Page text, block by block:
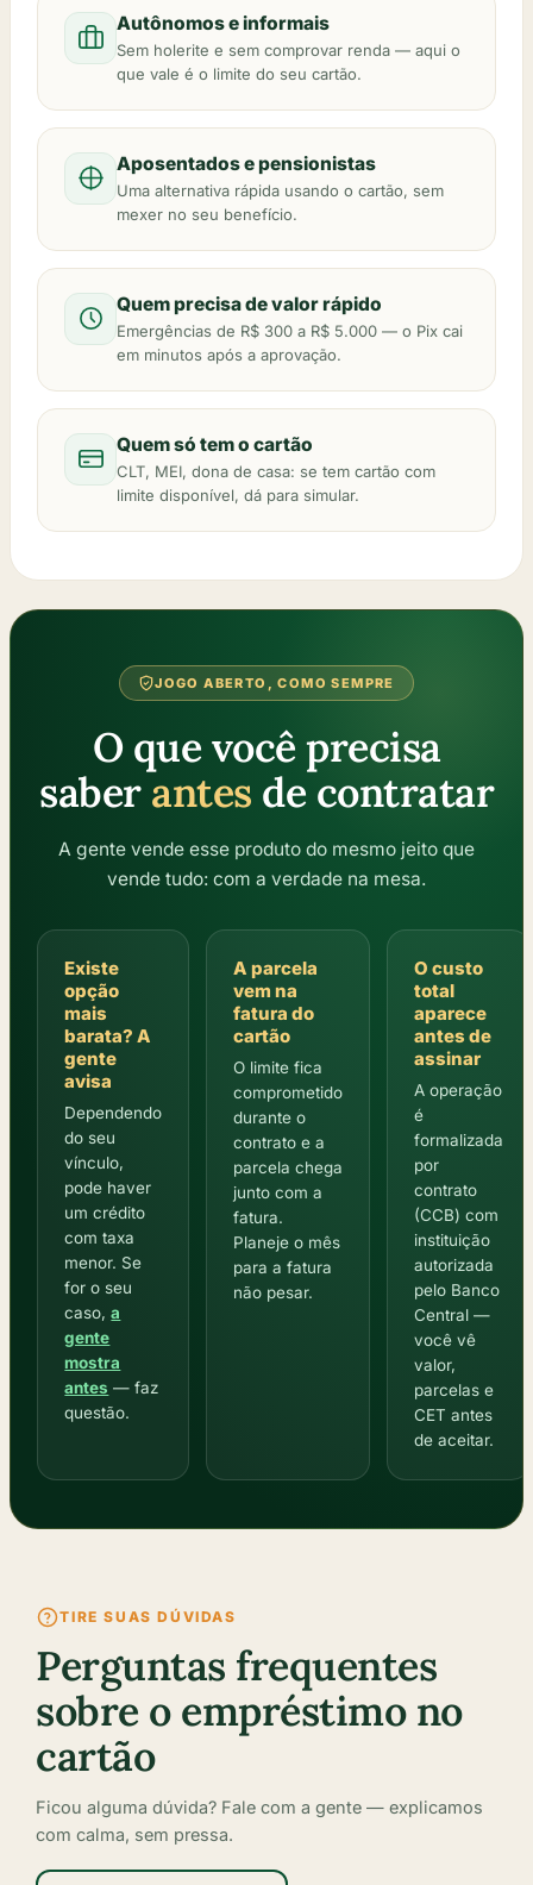
Autônomos e informais
Sem holerite e sem comprovar renda — aqui o
que vale é o limite do seu cartão.
Aposentados e pensionistas
Uma alternativa rápida usando o cartão, sem
mexer no seu benefício.
Quem precisa de valor rápido
Emergências de R$ 300 a R$ 5.000 — o Pix cai
em minutos após a aprovação.
Quem só tem o cartão
CLT, MEI, dona de casa: se tem cartão com
limite disponível, dá para simular.
JOGO ABERTO, COMO SEMPRE
O que você precisa
saber antes de contratar
A gente vende esse produto do mesmo jeito que
vende tudo: com a verdade na mesa.
Existe
opção
mais
barata? A
gente
avisa
Dependendo
do seu
vínculo,
pode haver
um crédito
com taxa
menor. Se
for o seu
caso,a
gente
mostra
antes — faz
questão.
A parcela
vem na
fatura do
cartão
O limite fica
comprometido
durante o
contrato e a
parcela chega
junto com a
fatura.
Planeje o mês
para a fatura
não pesar.
O custo
total
aparece
antes de
assinar
A operação
é
formalizada
por
contrato
(CCB) com
instituição
autorizada
pelo Banco
Central —
você vê
valor,
parcelas e
CET antes
de aceitar.
TIRE SUAS DÚVIDAS
Perguntas frequentes
sobre o empréstimo no
cartão
Ficou alguma dúvida? Fale com a gente — explicamos
com calma, sem pressa.